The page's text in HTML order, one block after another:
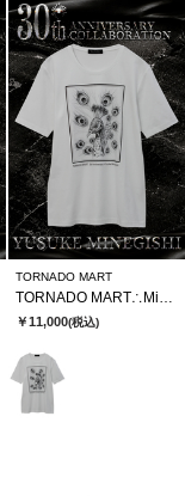
TORNADO MART
￥11,000(税込)